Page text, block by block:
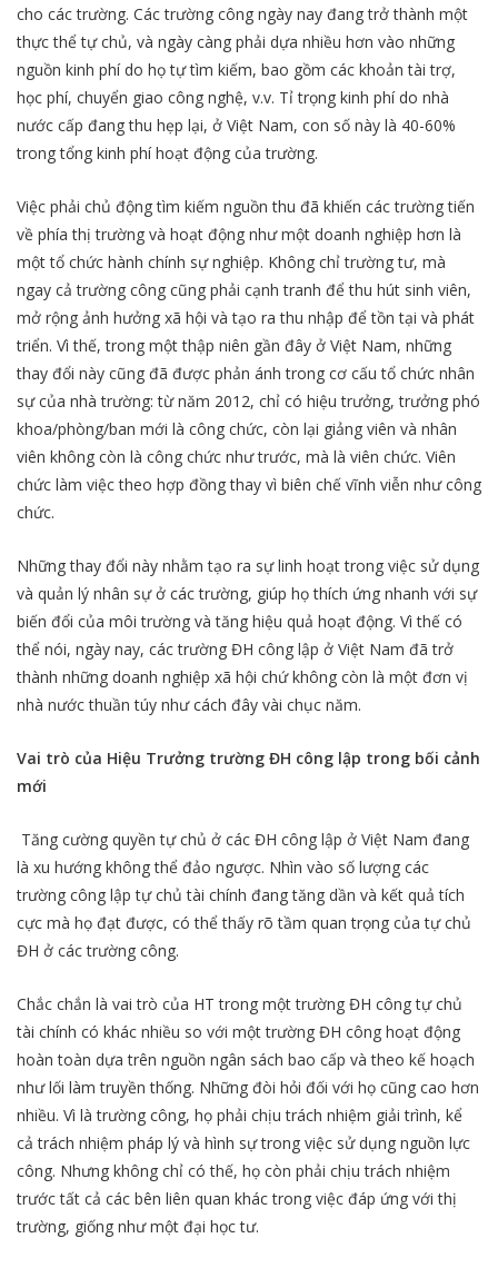
cho các trường. Các trường công ngày nay đang trở thành một
thực thể tự chủ, và ngày càng phải dựa nhiều hơn vào những
nguồn kinh phí do họ tự tìm kiếm, bao gồm các khoản tài trợ,
học phí, chuyển giao công nghệ, v.v. Tỉ trọng kinh phí do nhà
nước cấp đang thu hẹp lại, ở Việt Nam, con số này là 40-60%
trong tổng kinh phí hoạt động của trường.
Việc phải chủ động tìm kiếm nguồn thu đã khiến các trường tiến
về phía thị trường và hoạt động như một doanh nghiệp hơn là
một tổ chức hành chính sự nghiệp. Không chỉ trường tư, mà
ngay cả trường công cũng phải cạnh tranh để thu hút sinh viên,
mở rộng ảnh hưởng xã hội và tạo ra thu nhập để tồn tại và phát
triển. Vì thế, trong một thập niên gần đây ở Việt Nam, những
thay đổi này cũng đã được phản ánh trong cơ cấu tổ chức nhân
sự của nhà trường: từ năm 2012, chỉ có hiệu trưởng, trưởng phó
khoa/phòng/ban mới là công chức, còn lại giảng viên và nhân
viên không còn là công chức như trước, mà là viên chức. Viên
chức làm việc theo hợp đồng thay vì biên chế vĩnh viễn như công
chức.
Những thay đổi này nhằm tạo ra sự linh hoạt trong việc sử dụng
và quản lý nhân sự ở các trường, giúp họ thích ứng nhanh với sự
biến đổi của môi trường và tăng hiệu quả hoạt động. Vì thế có
thể nói, ngày nay, các trường ĐH công lập ở Việt Nam đã trở
thành những doanh nghiệp xã hội chứ không còn là một đơn vị
nhà nước thuần túy như cách đây vài chục năm.
Vai trò của Hiệu Trưởng trường ĐH công lập trong bối cảnh
mới
Tăng cường quyền tự chủ ở các ĐH công lập ở Việt Nam đang
là xu hướng không thể đảo ngược. Nhìn vào số lượng các
trường công lập tự chủ tài chính đang tăng dần và kết quả tích
cực mà họ đạt được, có thể thấy rõ tầm quan trọng của tự chủ
ĐH ở các trường công.
Chắc chắn là vai trò của HT trong một trường ĐH công tự chủ
tài chính có khác nhiều so với một trường ĐH công hoạt động
hoàn toàn dựa trên nguồn ngân sách bao cấp và theo kế hoạch
như lối làm truyền thống. Những đòi hỏi đối với họ cũng cao hơn
nhiều. Vì là trường công, họ phải chịu trách nhiệm giải trình, kể
cả trách nhiệm pháp lý và hình sự trong việc sử dụng nguồn lực
công. Nhưng không chỉ có thế, họ còn phải chịu trách nhiệm
trước tất cả các bên liên quan khác trong việc đáp ứng với thị
trường, giống như một đại học tư.